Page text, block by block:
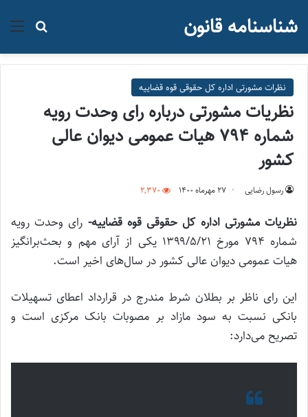
جستجو شناسنامه قانون
نظرات مشورتی اداره کل حقوقی قوه قضاییه
نظریات مشورتی درباره رای وحدت رویه
شماره ۷۹۴ هیات عمومی دیوان عالی
کشور
رسول رضایی ۲۷ مهر‌ماه ۱۴۰۰ 2,370
نظریات مشورتی اداره کل حقوقی قوه قضاییه- رای وحدت رویه
شماره ۷۹۴ مورخ ۱۳۹۹/۵/۲۱ یکی از آرای مهم و بحث‌برانگیز
هیات عمومی دیوان عالی کشور در سال‌های اخیر است.
این رای ناظر بر بطلان شرط مندرج در قرارداد اعطای تسهیلات
بانکی نسبت به سود مازاد بر مصوبات بانک مرکزی است و
تصریح می‌دارد: